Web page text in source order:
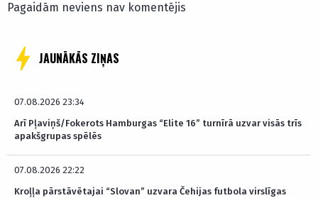
Pagaidām neviens nav komentējis
JAUNĀKĀS ZIŅAS
07.08.2026 23:34
Arī Pļaviņš/Fokerots Hamburgas “Elite 16” turnīrā uzvar visās trīs
apakšgrupas spēlēs
07.08.2026 22:22
Kroļļa pārstāvētajai “Slovan” uzvara Čehijas futbola virslīgas